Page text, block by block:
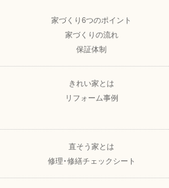
家づくり6つのポイント
家づくりの流れ
保証体制
きれい家とは
リフォーム事例
直そう家とは
修理･修繕チェックシート